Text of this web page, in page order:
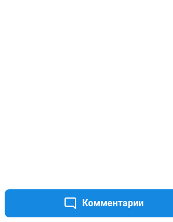
Комментарии